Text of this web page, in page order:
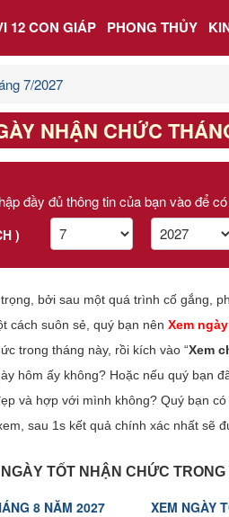
12 CON GIÁP PHONG THỦY
7/2027
NHẬN CHỨC
đầy đủ thông tin của bạn vào để
)
bởi sau một quá trình cố gắng,
cách suôn sẻ, quý bạn nên Xem
trong tháng này, rồi kích vào “Xem
hôm ấy không? Hoặc nếu quý bạn
và hợp với mình không? Quý bạn
sau 1s kết quả chính xác nhất sẽ
TỐT NHẬN CHỨC
8 NĂM 2027 XEM NGÀY